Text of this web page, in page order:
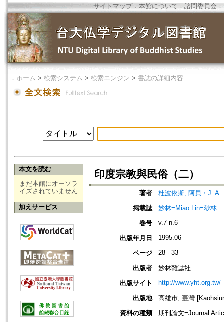
サイトマップ．本館について ． 諮問委員会 ．
． ホーム > 検索システム > 検索エンジン > 書誌の詳細内容
本文を読む
まだ本館にオーソラ
イズされていません
加えサービス
印度宗教與民俗（二）
著者 杜波依斯, 阿貝・J. A.
掲載誌
妙林=Miao Lin=玅林
巻号
v.7 n.6
出版年月日 1995.06
ページ 28 - 33
出版者
妙林雜誌社
出版サイト
http://www.yht.org.tw/
出版地
高雄市, 臺灣
資料の種類
期刊論文=Journal